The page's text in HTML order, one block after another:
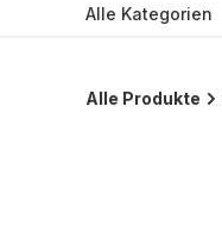
Alle Kategorien
Alle Produkte